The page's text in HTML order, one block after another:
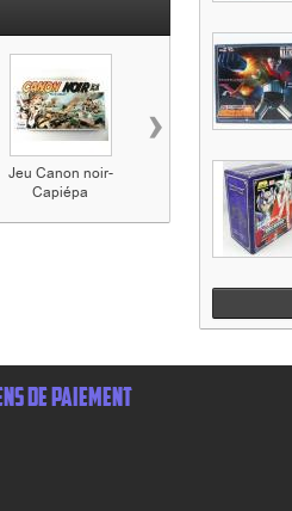
Jeu Canon noir-
Capiépa
Jeu Tricky bille-
›
DE PAIEMENT